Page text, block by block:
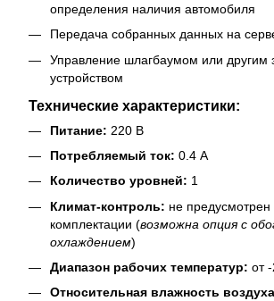
определения наличия автомобиля
Передача собранных данных на
Управление шлагбаумом или другим
устройством
Технические характеристики:
Питание: 220 В
Потребляемый ток: 0.4 А
Количество уровней: 1
Климат-контроль: не предусмотрен
комплектации (возможна опция с
охлаждением)
Диапазон рабочих температур: от
Относительная влажность